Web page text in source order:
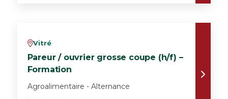
vVitré
Pareur / ouvrier grosse coupe (h/f) –
Formation
Agroalimentaire - Alternance